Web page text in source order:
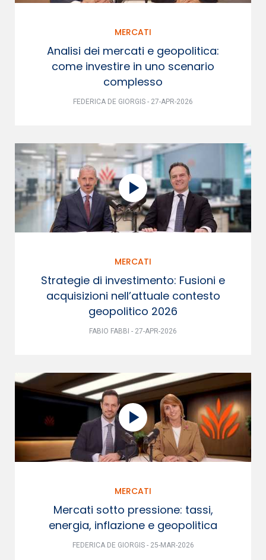
MERCATI
Analisi dei mercati e geopolitica:
come investire in uno scenario
complesso
FEDERICA DE GIORGIS - 27-APR-2026
MERCATI
Strategie di investimento: Fusioni e
acquisizioni nell’attuale contesto
geopolitico 2026
FABIO FABBI - 27-APR-2026
MERCATI
Mercati sotto pressione: tassi,
energia, inflazione e geopolitica
FEDERICA DE GIORGIS - 25-MAR-2026